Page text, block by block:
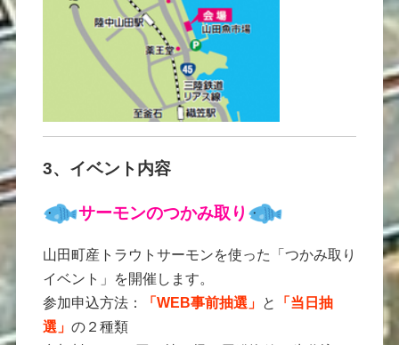
3、イベント内容
サーモンのつかみ取り
山田町産トラウトサーモンを使った「つかみ取り
イベント」を開催します。
参加申込方法：
「WEB事前抽選」 と
「当日抽
選」 の２種類